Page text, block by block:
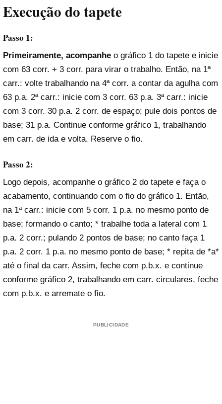
Execuçãodo tapete
Passo 1:
Primeiramente, acompanhe o gráfico 1 do tapete e inicie
com 63 corr. + 3 corr. para virar o trabalho. Então, na 1ª
carr.: volte trabalhando na 4ª corr. a contar da agulha com
63 p.a. 2ª carr.: inicie com 3 corr. 63 p.a. 3ª carr.: inicie
com 3 corr. 30 p.a. 2 corr. de espaço; pule dois pontos de
base; 31 p.a. Continue conforme gráfico 1, trabalhando
em carr. de ida e volta. Reserve o fio.
Passo 2:
Logo depois, acompanhe o gráfico 2 do tapete e faça o
acabamento, continuando com o fio do gráfico 1. Então,
na 1ª carr.: inicie com 5 corr. 1 p.a. no mesmo ponto de
base; formando o canto; * trabalhe toda a lateral com 1
p.a. 2 corr.; pulando 2 pontos de base; no canto faça 1
p.a. 2 corr. 1 p.a. no mesmo ponto de base; * repita de *a*
até o final da carr. Assim, feche com p.b.x. e continue
conforme gráfico 2, trabalhando em carr. circulares, feche
com p.b.x. e arremate o fio.
PUBLICIDADE